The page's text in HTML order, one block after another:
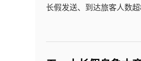
长假发送、到达旅客人数